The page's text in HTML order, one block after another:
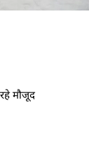
मौजूद